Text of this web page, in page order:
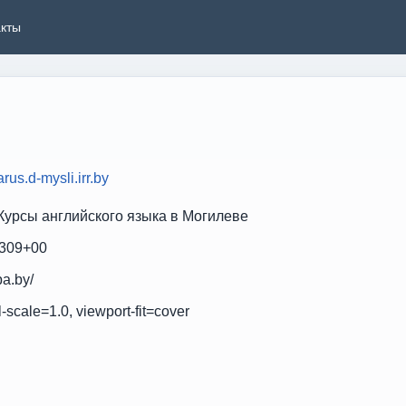
mysli.irr.by
английского языка в Могилеве
viewport-fit=cover